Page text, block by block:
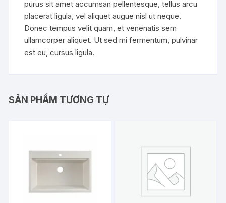
purus sit amet accumsan pellentesque, tellus arcu
placerat ligula, vel aliquet augue nisl ut neque.
Donec tempus velit quam, et venenatis sem
ullamcorper aliquet. Ut sed mi fermentum, pulvinar
est eu, cursus ligula.
SẢN PHẨM TƯƠNG TỰ